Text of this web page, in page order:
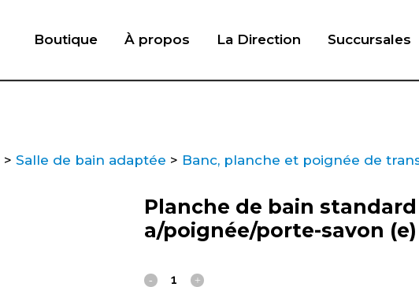
Boutique À propos La Direction Succursales
> Salle de bain adaptée > Banc, planche et poignée de
Planche de bain standard
a/poignée/porte-savon (e)
Planche